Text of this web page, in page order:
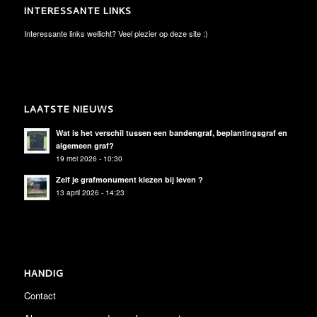
INTERESSANTE LINKS
Interessante links wellicht? Veel plezier op deze site :)
LAATSTE NIEUWS
Wat is het verschil tussen een bandengraf, beplantingsgraf en
algemeen graf?
19 mei 2026 - 10:30
Zelf je grafmonument kiezen bij leven ?
13 april 2026 - 14:23
HANDIG
Contact